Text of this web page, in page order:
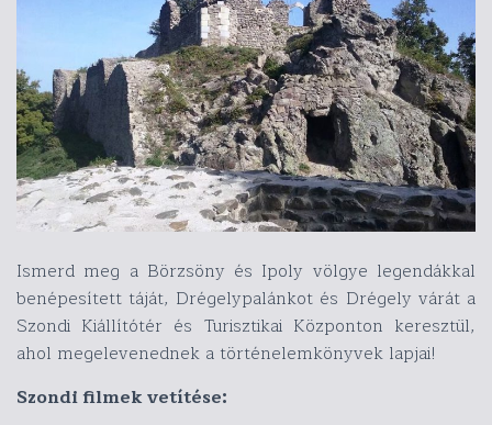
Ismerd meg a Börzsöny és Ipoly völgye legendákkal
benépesített táját, Drégelypalánkot és Drégely várát a
Szondi Kiállítótér és Turisztikai Központon keresztül,
ahol megelevenednek a történelemkönyvek lapjai!
Szondi filmek vetítése: